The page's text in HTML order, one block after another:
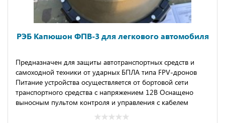
РЭБ Капюшон ФПВ-3 для легкового автомобиля
Предназначен для защиты автотранспортных средств и
самоходной техники от ударных БПЛА типа FPV-дронов
Питание устройства осуществляется от бортовой сети
транспортного средства с напряжением 12В Оснащено
выносным пультом контроля и управления с кабелем
длиной 4 м. Возможно увеличение мощности